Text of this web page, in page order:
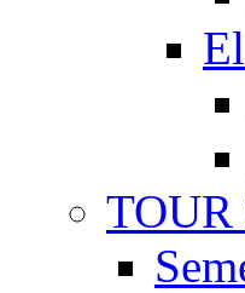
TOUR